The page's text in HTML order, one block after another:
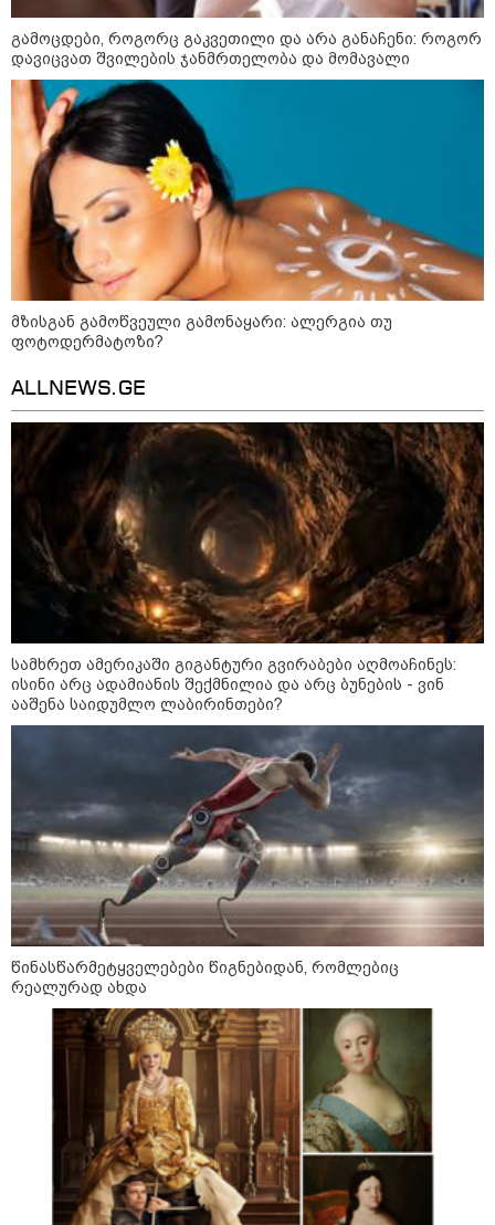
ფული ამ ზოდიაქოს ნიშნების
ხელში აღმოჩნდება: ვინ
გამდიდრდება?
როგორ ჩავიცვათ 40 წლის
შემდეგ: მილიონერების
სტილისტის 8 ოქროს წესი და
აუცილებელი სამოსი
"რაკეტები ჩვენც გვჭირდება" - დონალდ
ტრამპი უკრაინისთვის Patriot-ის
რაკეტების გაგზავნაზე
13:24 / 07-08-2026
ევროპაში საწვავის ფასები
მკვეთრად შეიცვალა - რომელ
ძვირი და ყველაზე იაფი
09:05 / 07-08-2026
მკვლელობა პირდაპირ ეთერში:
ცნობილ "ტიკტოკერს" ლაივის
დროს ესროლეს, ის ადგილზე
გარდაიცვალა - რას ამბობს
მომხდარზე მექსიკის პოლიცია
გამოცდები, როგორც გაკვეთილი და არა განაჩენი: როგორ
დავიცვათ შვილების ჯანმრთელობა და მომავალი
მზისგან გამოწვეული გამონაყარი: ალერგია თუ
ფოტოდერმატოზი?
ALLNEWS.GE
სამხრეთ ამერიკაში გიგანტური გვირაბები აღმოაჩინეს:
ისინი არც ადამიანის შექმნილია და არც ბუნების - ვინ
ააშენა საიდუმლო ლაბირინთები?
წინასწარმეტყველებები წიგნებიდან, რომლებიც
რეალურად ახდა